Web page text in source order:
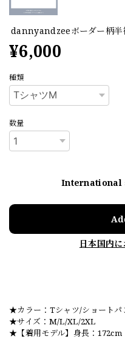
dannyandzeeボーダー柄半
¥6,000
種類
数量
International
日本国内
★カラー：Tシャツ/ショートパ
★サイズ：M/L/XL/2XL
★【着用モデル】身長：